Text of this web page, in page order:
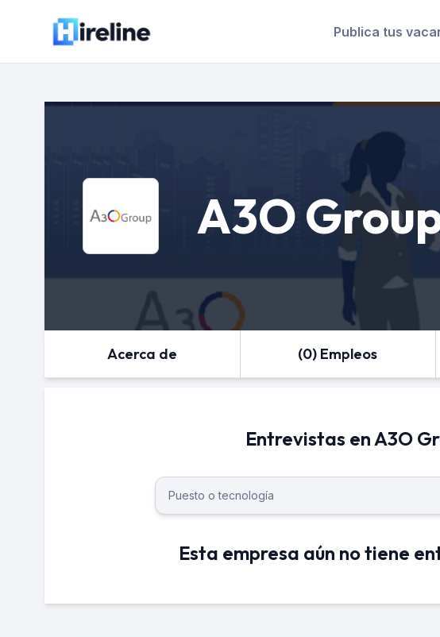
Publica tus
A3O
Acerca de (0) Empleos
Entrevistas en A3O
Esta empresa aún no tiene